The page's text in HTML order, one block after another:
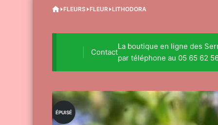
ACCUEIL
FLEURS FLEUR LITHODORA
Contact
La boutique en ligne des
par téléphone au 05 65 62
ÉPUISÉ